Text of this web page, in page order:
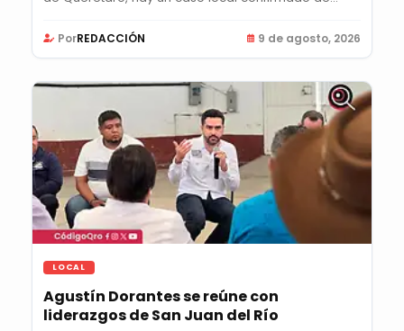
PorREDACCIÓN 9 de agosto, 2026
LOCAL
Agustín Dorantes se reúne con
liderazgos de San Juan del Río